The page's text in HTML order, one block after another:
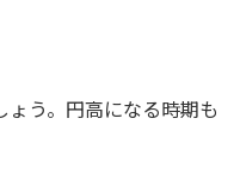
う。円高になる時期も